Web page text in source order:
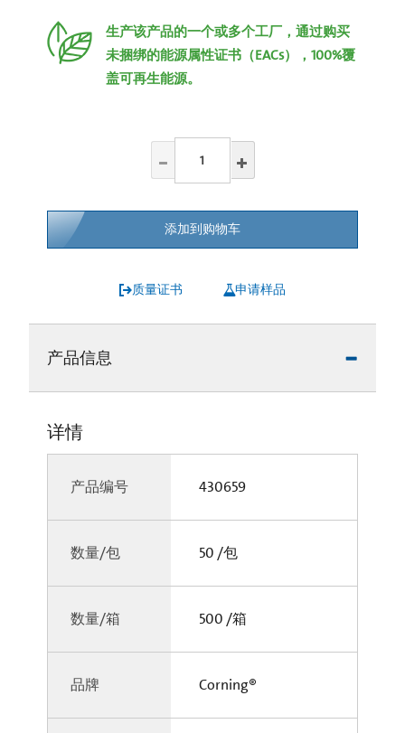
生产该产品的一个或多个工厂，通过购买
未捆绑的能源属性证书（EACs），100%覆
盖可再生能源。
添加到购物车
质量证书 申请样品
产品信息
详情
产品编号 430659
数量/包 50 /包
数量/箱 500 /箱
品牌 Corning®